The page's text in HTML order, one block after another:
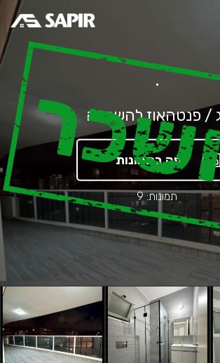
.
/ פנטהאוז להשכרה
צפה בתמונות
תמונות: 9